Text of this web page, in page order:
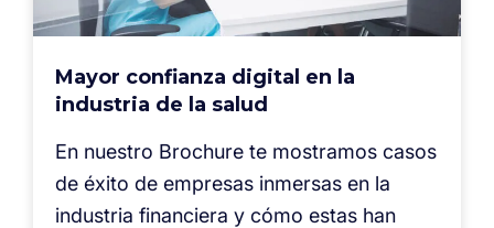
Mayor confianza digital en la
industria de la salud
En nuestro Brochure te mostramos casos
de éxito de empresas inmersas en la
industria financiera y cómo estas han